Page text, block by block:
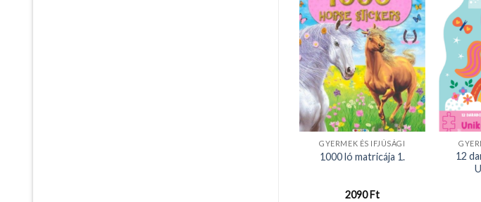
GYERMEK ÉS IFJÚSÁGI
1000 ló matricája 1.
2090Ft
12